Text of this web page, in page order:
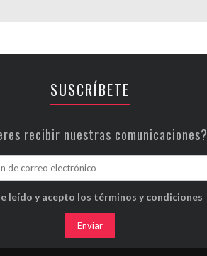
SUSCRÍBETE
recibir nuestras comunicaciones?
leído y acepto los términos y condiciones